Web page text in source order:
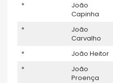
*
João
Capinha
*
João
Carvalho
* João Heitor
*
João
Proença